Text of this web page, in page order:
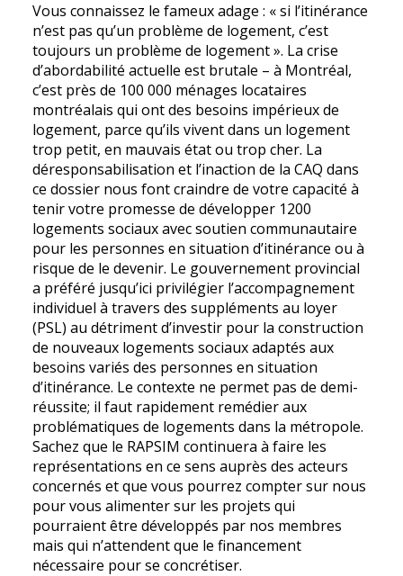
Vous connaissez le fameux adage : « si l’itinérance
n’est pas qu’un problème de logement, c’est
toujours un problème de logement ». La crise
d’abordabilité actuelle est brutale – à Montréal,
c’est près de 100 000 ménages locataires
montréalais qui ont des besoins impérieux de
logement, parce qu’ils vivent dans un logement
trop petit, en mauvais état ou trop cher. La
déresponsabilisation et l’inaction de la CAQ dans
ce dossier nous font craindre de votre capacité à
tenir votre promesse de développer 1200
logements sociaux avec soutien communautaire
pour les personnes en situation d’itinérance ou à
risque de le devenir. Le gouvernement provincial
a préféré jusqu’ici privilégier l’accompagnement
individuel à travers des suppléments au loyer
(PSL) au détriment d’investir pour la construction
de nouveaux logements sociaux adaptés aux
besoins variés des personnes en situation
d’itinérance. Le contexte ne permet pas de demi-
réussite; il faut rapidement remédier aux
problématiques de logements dans la métropole.
Sachez que le RAPSIM continuera à faire les
représentations en ce sens auprès des acteurs
concernés et que vous pourrez compter sur nous
pour vous alimenter sur les projets qui
pourraient être développés par nos membres
mais qui n’attendent que le financement
nécessaire pour se concrétiser.